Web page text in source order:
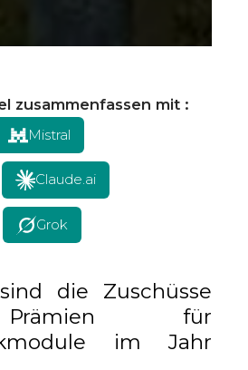
zusammenfassen mit :
Mistral
Claude.ai
Grok
die Zuschüsse
für
im Jahr